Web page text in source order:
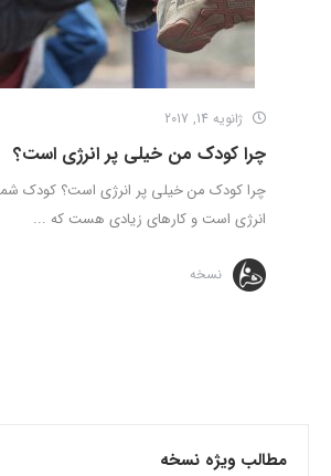
ژانویه 14, 2017
چرا کودک من خیلی پر انرژی است؟
چرا کودک من خیلی پر انرژی است؟ کودک
انرژی است و کارهای زیادی هست که ...
نسخه
مطالب ویژه نسخه